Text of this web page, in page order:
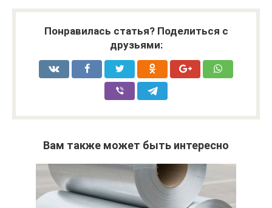
Понравилась статья? Поделиться с
друзьями:
Вам также может быть интересно